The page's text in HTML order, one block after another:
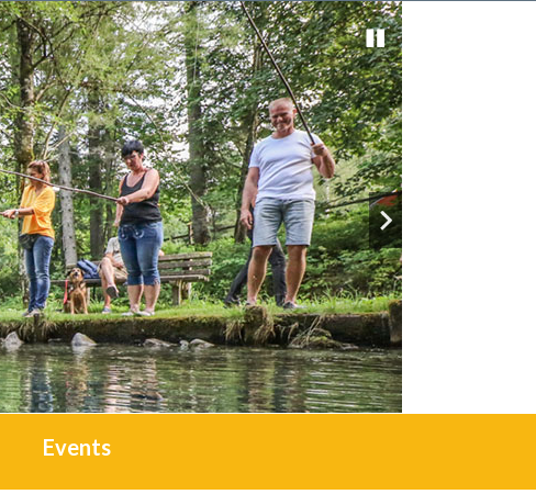
Events